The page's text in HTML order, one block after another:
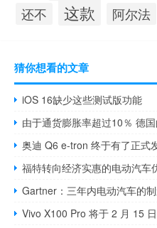
还不
这款 阿尔法
猜你想看的文章
iOS 16缺少这些测试版功能
由于通货膨胀率超过10％ 德
奥迪 Q6 e-tron 终于有了正式
福特转向经济实惠的电动汽车
Gartner：三年内电动汽车的
Vivo X100 Pro 将于 2 月 15